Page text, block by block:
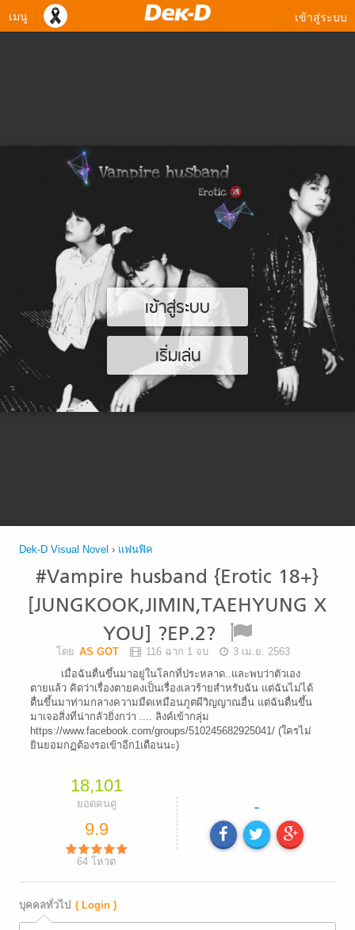
เมนู เข้าสู่ระบบ
เข้าสู่ระบบ
เริ่มเล่น
Dek-D Visual Novel › แฟนฟิค
#Vampire husband {Erotic 18+}
[JUNGKOOK,JIMIN,TAEHYUNG X
YOU] ?EP.2?
โดย AS GOT 116 ฉาก 1 จบ
3 เม.ย. 2563
เมื่อฉันตื่นขึ้นมาอยู่ในโลกที่ประหลาด..และพบว่าตัวเอง
ตายแล้ว คิดว่าเรื่องตายคงเป็นเรื่องเลวร้ายสำหรับฉัน แต่ฉันไม่ได้
ตื่นขึ้นมาท่ามกลางความมืดเหมือนภูตผีวิญญาณอื่น แต่ฉันตื่นขึ้น
มาเจอสิ่งที่น่ากลัวยิ่งกว่า .... ลิงค์เข้ากลุ่ม
https://www.facebook.com/groups/510245682925041/ (ใครไม่
ยินยอมกฏต้องรอเข้าอีก1เดือนนะ)
18,101
ยอดคนดู
9.9
64 โหวต
-
บุคคลทั่วไป ( Login )